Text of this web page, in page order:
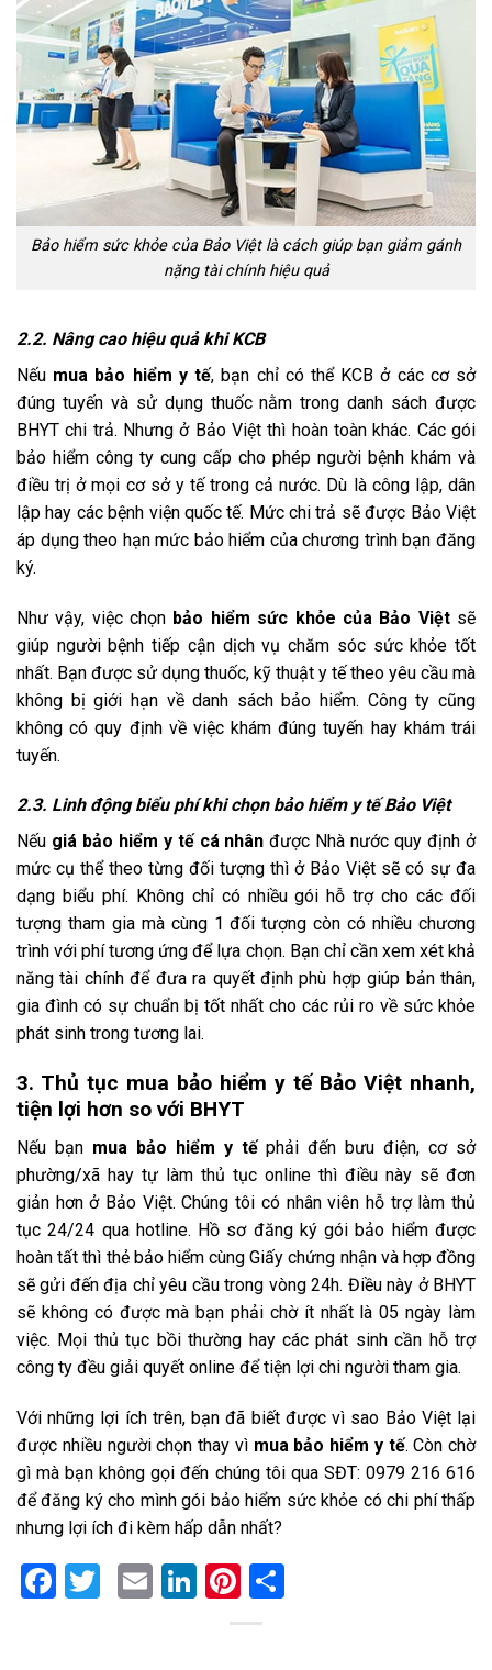
Bảo hiểm sức khỏe của Bảo Việt là cách giúp bạn giảm gánh
nặng tài chính hiệu quả
2.2. Nâng caohiệuquả khi KCB
Nếu mua bảo hiểm y tế, bạn chỉ có thể KCB ở các cơ sở
đúng tuyến và sử dụng thuốc nằm trong danh sách được
BHYT chi trả. Nhưng ở Bảo Việt thì hoàn toàn khác. Các gói
bảo hiểm công ty cung cấp cho phép người bệnh khám và
điều trị ở mọi cơ sở y tế trong cả nước. Dù là công lập, dân
lập hay các bệnh viện quốc tế. Mức chi trả sẽ được Bảo Việt
áp dụng theo hạn mức bảo hiểm của chương trình bạn đăng
ký.
Như vậy, việc chọn bảo hiểm sức khỏe của Bảo Việtsẽ
giúp người bệnh tiếp cận dịch vụ chăm sóc sức khỏe tốt
nhất. Bạn được sử dụng thuốc, kỹ thuật y tế theo yêu cầu mà
không bị giới hạn về danh sách bảo hiểm. Công ty cũng
không có quy định về việc khám đúng tuyến hay khám trái
tuyến.
2.3. Linh động biểu phí khi chọn bảo hiểm y tế Bảo Việt
Nếu giá bảo hiểm y tế cá nhân được Nhà nước quy định ở
mức cụ thể theo từng đối tượng thì ở Bảo Việt sẽ có sự đa
dạng biểu phí. Không chỉ có nhiều gói hỗ trợ cho các đối
tượng tham gia mà cùng 1 đối tượng còn có nhiều chương
trình với phí tương ứng để lựa chọn. Bạn chỉ cần xem xét khả
năng tài chính để đưa ra quyết định phù hợp giúp bản thân,
gia đình có sự chuẩn bị tốt nhất cho các rủi ro về sức khỏe
phát sinh trong tương lai.
3. Thủ tục mua bảo hiểm y tế Bảo Việt nhanh,
tiện lợi hơn so với BHYT
Nếu bạn mua bảo hiểm y tếphải đến bưu điện, cơ sở
phường/xã hay tự làm thủ tục online thì điều này sẽ đơn
giản hơn ở Bảo Việt. Chúng tôi có nhân viên hỗ trợ làm thủ
tục 24/24 qua hotline. Hồ sơ đăng ký gói bảo hiểm được
hoàn tất thì thẻ bảo hiểm cùng Giấy chứng nhận và hợp đồng
sẽ gửi đến địa chỉ yêu cầu trong vòng 24h. Điều này ở BHYT
sẽ không có được mà bạn phải chờ ít nhất là 05 ngày làm
việc. Mọi thủ tục bồi thường hay các phát sinh cần hỗ trợ
công ty đều giải quyết online để tiện lợi chi người tham gia.
Với những lợi ích trên, bạn đã biết được vì sao Bảo Việt lại
được nhiều người chọn thay vì mua bảo hiểm y tế. Còn chờ
gì mà bạn không gọi đến chúng tôi qua SĐT: 0979 216 616
để đăng ký cho mình gói bảo hiểm sức khỏe có chi phí thấp
nhưng lợi ích đi kèm hấp dẫn nhất?
Facebook
TwitterEmailLinkedInPinterest